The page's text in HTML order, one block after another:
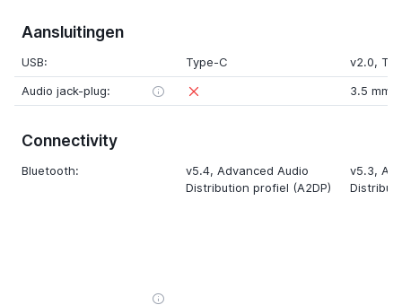
Aansluitingen
USB: Type-C v2.0,
Audio jack-plug:
3.5 mm
Connectivity
Bluetooth: v5.4, Advanced Audio
Distribution profiel (A2DP)
v5.3,